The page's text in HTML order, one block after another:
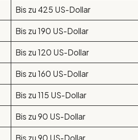
Bis zu 425 US-Dollar
Bis zu 190 US-Dollar
Bis zu 120 US-Dollar
Bis zu 160 US-Dollar
Bis zu 115 US-Dollar
Bis zu 90 US-Dollar
Bis zu 90 US-Dollar